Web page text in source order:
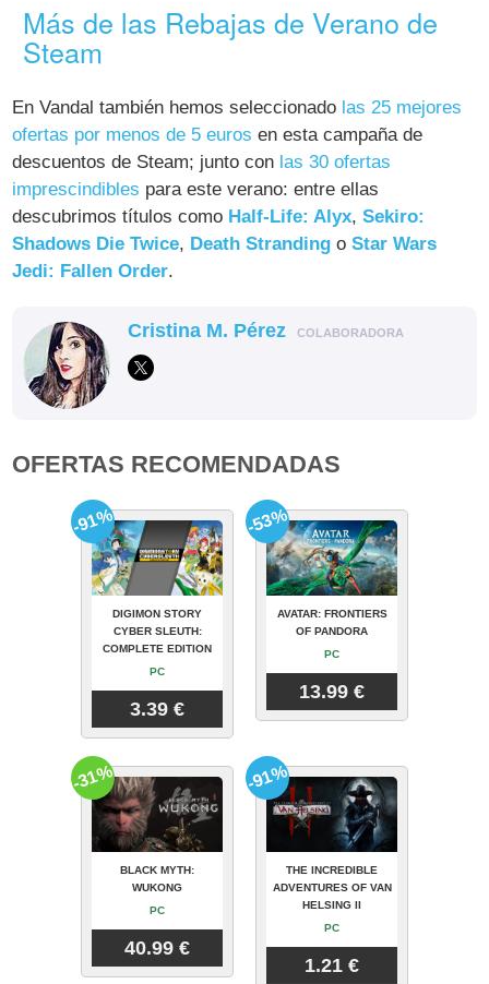
Más de las Rebajas de Verano de
Steam
En Vandal también hemos seleccionado las 25 mejores
ofertas por menos de 5 euros en esta campaña de
descuentos de Steam; junto con las 30 ofertas
imprescindibles para este verano: entre ellas
descubrimos títulos como Half-Life: Alyx,Sekiro:
Shadows Die Twice, Death Stranding oStar Wars
Jedi: Fallen Order.
Cristina M. Pérez COLABORADORA
OFERTAS RECOMENDADAS
DIGIMON STORY
CYBER SLEUTH:
COMPLETE EDITION
PC
3.39 €
-91%
AVATAR: FRONTIERS
OF PANDORA
PC
13.99 €
-53%
BLACK MYTH:
WUKONG
PC
40.99 €
-31%
THE INCREDIBLE
ADVENTURES OF VAN
HELSING II
PC
1.21 €
-91%